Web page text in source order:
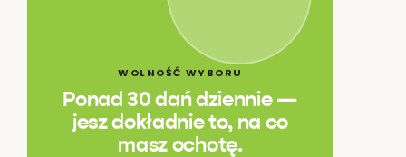
WOLNOŚĆ WYBORU
Ponad 30 dań dziennie —
jesz dokładnie to, na co
masz ochotę.